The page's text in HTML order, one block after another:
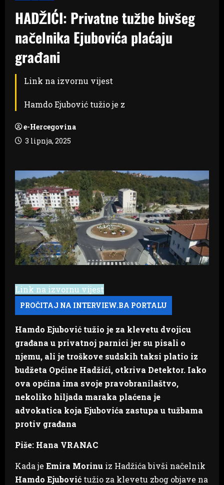
HADŽIĆI: Privatne tužbe bivšeg
načelnika Ejubovića plaćaju
građani
Link na izvornu vijest
Hamdo Ejubović tužio je z
e-Hercegovina
3 lipnja, 2025
Link na izvornu vijest
Hamdo Ejubović tužio je za klevetu dvojicu
građana u privatnoj parnici jer su pisali o
njemu, ali je troškove sudskih taksi platio iz
budžeta Općine Hadžići, otkriva Detektor. Iako
ova općina ima svoje pravobranilaštvo,
nekoliko hiljada maraka plaćena je
advokatica koja Ejubovića zastupa u tužbama
protiv građana
Piše: Hana VRANAC
Kada je Emira Morinu iz Hadžića bivši načelnik
Hamdo Ejubović tužio za klevetu zbog objave na